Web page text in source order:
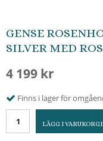
GENSE
SILVER MED
4 199 kr
Finns i lager för
LÄGG I